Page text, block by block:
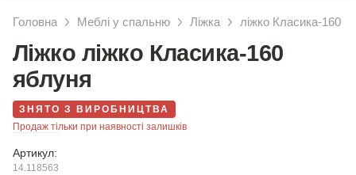
знайдено. Уточніть свій запит
Головна Меблі у спальню Ліжка ліжко Класика-160
Ліжко ліжко Класика-160
яблуня
ЗНЯТО З ВИРОБНИЦТВА
Продаж тільки при наявності залишків
Артикул:
14.118563